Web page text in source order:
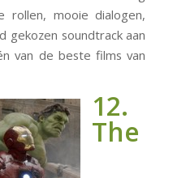
rollen, mooie dialogen,
gekozen soundtrack aan
van de beste films van
12.
The